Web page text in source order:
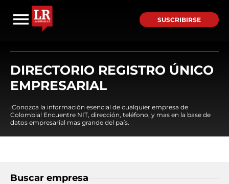
SUSCRIBIRSE
DIRECTORIO REGISTRO ÚNICO
EMPRESARIAL
¡Conozca la información esencial de cualquier empresa de
Colombia! Encuentre NIT, dirección, teléfono, y mas en la base de
datos empresarial mas grande del país.
Buscar empresa